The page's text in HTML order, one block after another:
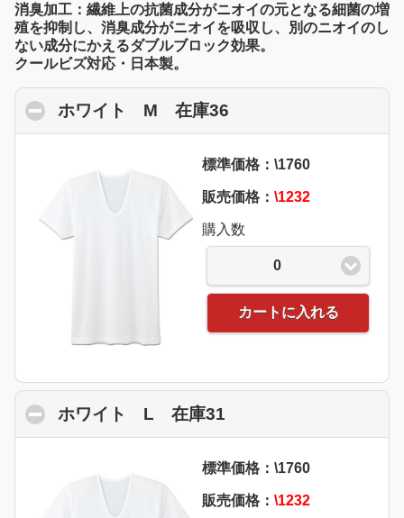
消臭加工：繊維上の抗菌成分がニオイの元となる細菌の増
殖を抑制し、消臭成分がニオイを吸収し、別のニオイのし
ない成分にかえるダブルブロック効果。
クールビズ対応・日本製。
ホワイト M 在庫36
標準価格：\1760
販売価格： \1232
購入数
0
カートに入れる
ホワイト L 在庫31
標準価格：\1760
販売価格： \1232